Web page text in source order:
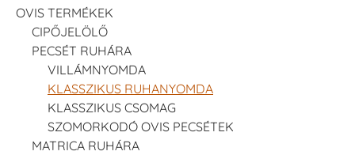
OVIS TERMÉKEK
CIPŐJELÖLŐ
PECSÉT RUHÁRA
VILLÁMNYOMDA
KLASSZIKUS RUHANYOMDA
KLASSZIKUS CSOMAG
SZOMORKODÓ OVIS PECSÉTEK
MATRICA RUHÁRA